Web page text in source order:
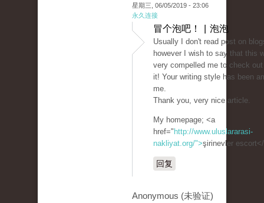
星期三, 06/05/2019 - 23:06
永久连接
冒个泡吧！ | 泡泡
Usually I don't read post on
however I wish to say that this
very compelled me to check
it! Your writing style has been
me.
Thank you, very nice article.
My homepage; <a
href=" http://www.uluslararasi-
nakliyat.org/">şirinevler
回复
Anonymous (未验证)